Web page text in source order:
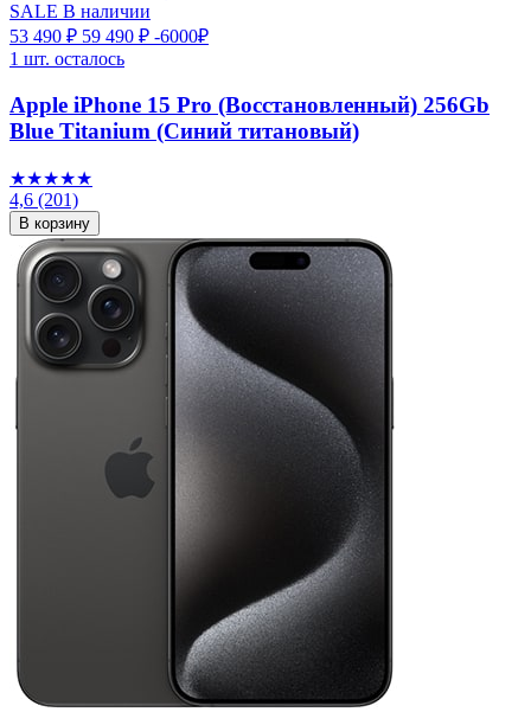
SALE В наличии
53 490 ₽ 59 490 ₽ -6000₽
1 шт. осталось
Apple iPhone 15 Pro (Восстановленный) 256Gb
Blue Titanium (Синий титановый)
★★★★★
4,6 (201)
В корзину